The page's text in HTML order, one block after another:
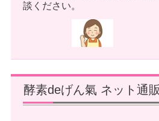
談ください。
酵素deげん氣 ネット通販